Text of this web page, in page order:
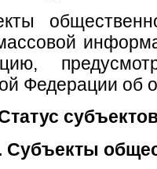
Федерации об
Субъекты